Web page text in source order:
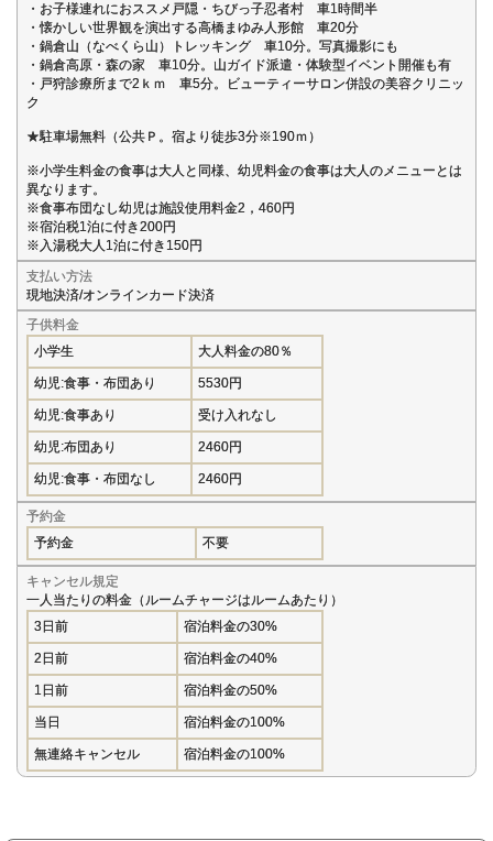
・お子様連れにおススメ戸隠・ちびっ子忍者村 車1時間半
・懐かしい世界観を演出する高橋まゆみ人形館 車20分
・鍋倉山（なべくら山）トレッキング 車10分。写真撮影にも
・鍋倉高原・森の家 車10分。山ガイド派遣・体験型イベント開催も有
・戸狩診療所まで2ｋｍ 車5分。ビューティーサロン併設の美容クリニッ
ク
★駐車場無料（公共Ｐ。宿より徒歩3分※190ｍ）
※小学生料金の食事は大人と同様、幼児料金の食事は大人のメニューとは
異なります。
※食事布団なし幼児は施設使用料金2，460円
※宿泊税1泊に付き200円
※入湯税大人1泊に付き150円
支払い方法
現地決済/オンラインカード決済
子供料金
小学生
大人料金の80％
幼児:食事・布団あり 5530円
幼児:食事あり 受け入れなし
幼児:布団あり 2460円
幼児:食事・布団なし 2460円
予約金
予約金
不要
キャンセル規定
一人当たりの料金（ルームチャージはルームあたり）
3日前
宿泊料金の30%
2日前 宿泊料金の40%
1日前 宿泊料金の50%
当日 宿泊料金の100%
無連絡キャンセル 宿泊料金の100%